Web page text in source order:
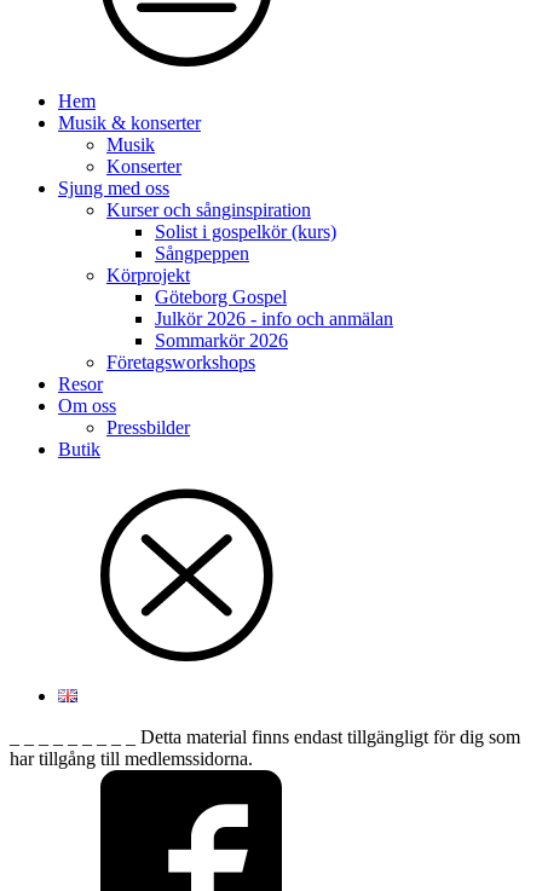
Hem
Musik & konserter
Musik
Konserter
Sjung med oss
Kurser och sånginspiration
Solist i gospelkör (kurs)
Sångpeppen
Körprojekt
Göteborg Gospel
Julkör 2026 - info och anmälan
Sommarkör 2026
Företagsworkshops
Resor
Om oss
Pressbilder
Butik
_ _ _ _ _ _ _ _ _ Detta material finns endast tillgängligt för dig som
har tillgång till medlemssidorna.